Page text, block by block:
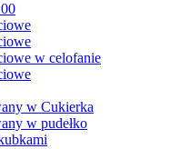
w celofanie
w Cukierka
w pudełko